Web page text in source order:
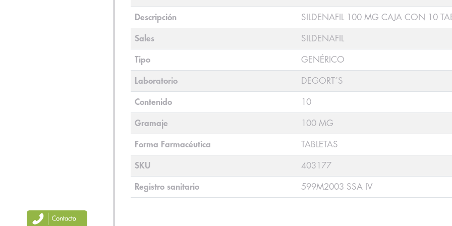
Descripción SILDENAFIL 100 MG CAJA CON 10
Sales SILDENAFIL
Tipo GENÉRICO
Laboratorio DEGORT´S
Contenido 10
Gramaje 100 MG
Forma Farmacéutica TABLETAS
SKU 403177
Registro sanitario 599M2003 SSA IV